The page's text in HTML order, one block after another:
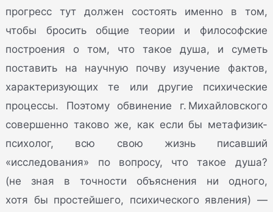
прогресс тут должен состоять именно в том,
чтобы бросить общие теории и философские
построения о том, что такое душа, и суметь
поставить на научную почву изучение фактов,
характеризующих те или другие психические
процессы. Поэтому обвинение г. Михайловского
совершенно таково же, как если бы метафизик-
психолог, всю свою жизнь писавший
«исследования» по вопросу, что такое душа?
(не зная в точности объяснения ни одного,
хотя бы простейшего, психического явления) —